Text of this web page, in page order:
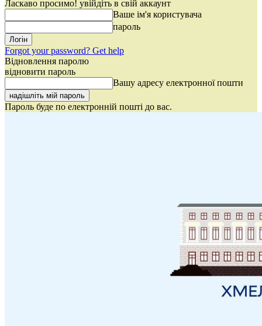
Ласкаво просимо! увійдіть в свій аккаунт
Ваше ім'я користувача
пароль
Forgot your password? Get help
Відновлення паролю
відновити пароль
Вашу адресу електронної пошти
Пароль буде по електронній пошті до вас.